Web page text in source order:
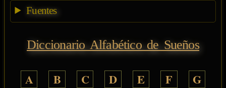
Fuentes
Diccionario Alfabético de Sueños
A B C D E F
G